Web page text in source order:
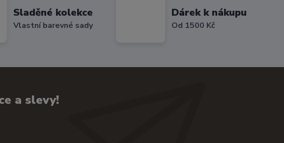
Sladěné kolekce
Vlastní barevné sady
Dárek k nákupu
Od 1500 Kč
a slevy!